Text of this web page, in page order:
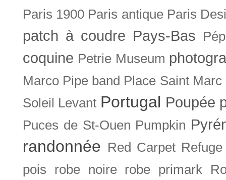
Paris 1900 Paris antique Paris
patch à coudre Pays-Bas
coquine Petrie Museum
Marco Pipe band Place Saint Marc
Soleil Levant Portugal Poupée
Puces de St-Ouen Pumpkin
randonnée Red Carpet Refuge
pois
robe noire robe primark